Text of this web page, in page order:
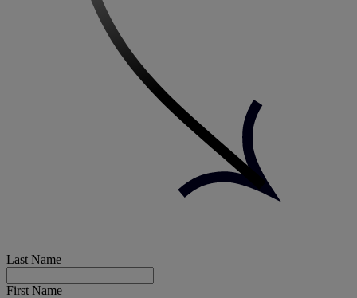
Last Name
First Name